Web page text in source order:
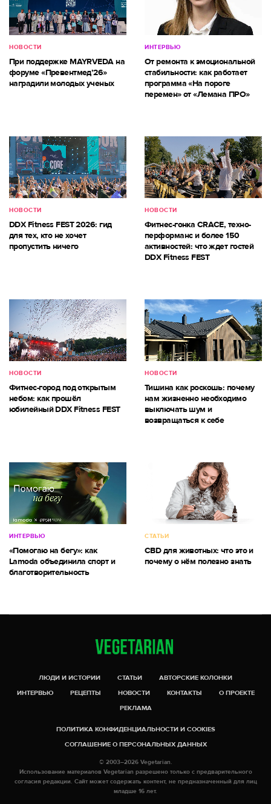
НОВОСТИ
При поддержке MAYRVEDA на
форуме «Превентмед’26»
наградили молодых ученых
ИНТЕРВЬЮ
От ремонта к эмоциональной
стабильности: как работает
программа «На пороге
перемен» от «Лемана ПРО»
НОВОСТИ
DDX Fitness FEST 2026: гид
для тех, кто не хочет
пропустить ничего
НОВОСТИ
Фитнес-гонка CRACE, техно-
перформанс и более 150
активностей: что ждет гостей
DDX Fitness FEST
НОВОСТИ
Фитнес-город под открытым
небом: как прошёл
юбилейный DDX Fitness FEST
НОВОСТИ
Тишина как роскошь: почему
нам жизненно необходимо
выключать шум и
возвращаться к себе
ИНТЕРВЬЮ
«Помогаю на бегу»: как
Lamoda объединила спорт и
благотворительность
СТАТЬИ
CBD для животных: что это и
почему о нём полезно знать
ЛЮДИ И ИСТОРИИ СТАТЬИ
АВТОРСКИЕ КОЛОНКИ
ИНТЕРВЬЮ
РЕЦЕПТЫ НОВОСТИ КОНТАКТЫ
О ПРОЕКТЕ
РЕКЛАМА
ПОЛИТИКА КОНФИДЕНЦИАЛЬНОСТИ И COOKIES
СОГЛАШЕНИЕ О ПЕРСОНАЛЬНЫХ ДАННЫХ
© 2003–2026 Vegetarian.
Использование материалов Vegetarian разрешено только с предварительного
согласия редакции. Сайт может содержать контент, не предназначенный для лиц
младше 16 лет.